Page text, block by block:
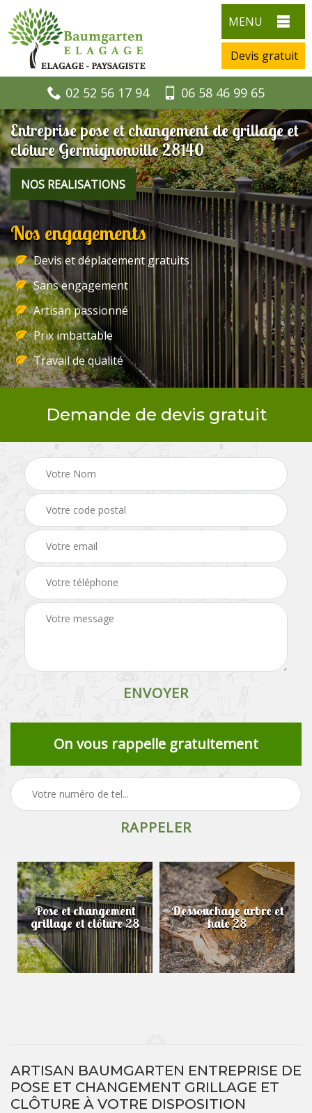
MENU
Devis gratuit
02 52 56 17 94 06 58 46 99 65
Entreprise pose et changement de grillage et
clôture Germignonville 28140
NOS REALISATIONS
Nos engagements
Devis et déplacement gratuits
Sans engagement
Artisan passionné
Prix imbattable
Travail de qualité
Demande de devis gratuit
On vous rappelle gratuitement
Pose et changement
grillage et clôture 28
Dessouchage arbre et
haie 28
ARTISAN BAUMGARTEN ENTREPRISE DE
POSE ET CHANGEMENT GRILLAGE ET
CLÔTURE À VOTRE DISPOSITION